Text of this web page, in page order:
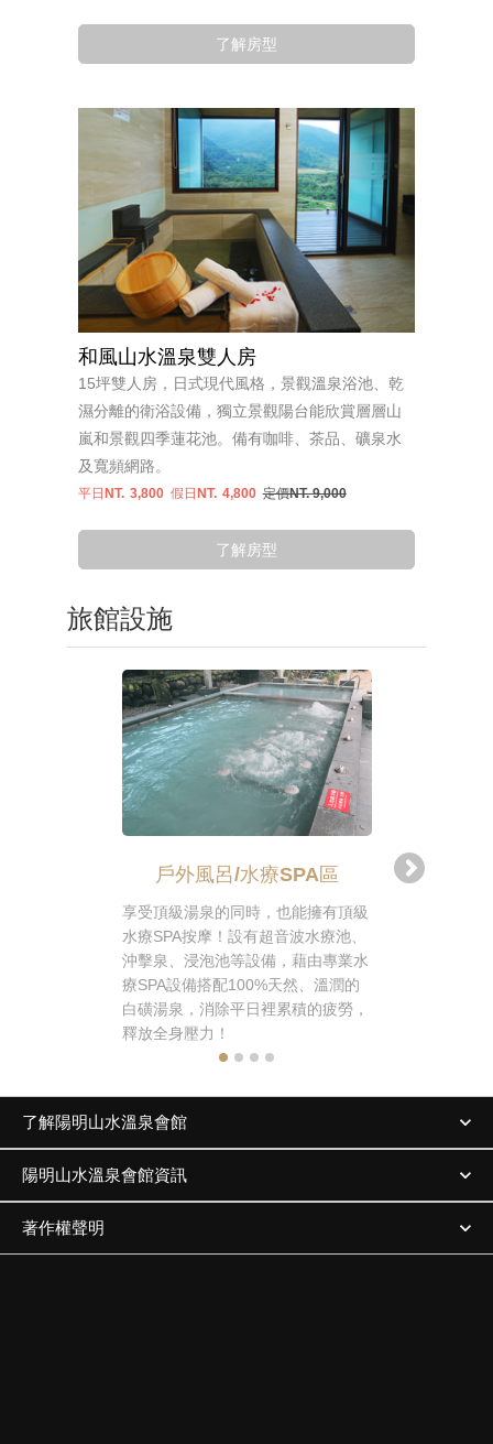
了解房型
和風山水溫泉雙人房
15坪雙人房，日式現代風格，景觀溫泉浴池、乾
濕分離的衛浴設備，獨立景觀陽台能欣賞層層山
嵐和景觀四季蓮花池。備有咖啡、茶品、礦泉水
及寬頻網路。
平日NT. 3,800 假日NT. 4,800定價NT. 9,000
了解房型
旅館設施
戶外風呂/水療SPA區
享受頂級湯泉的同時，也能擁有頂級
水療SPA按摩！設有超音波水療池、
沖擊泉、浸泡池等設備，藉由專業水
療SPA設備搭配100%天然、溫潤的
白磺湯泉，消除平日裡累積的疲勞，
釋放全身壓力！
了解陽明山水溫泉會館
陽明山水溫泉會館資訊
著作權聲明